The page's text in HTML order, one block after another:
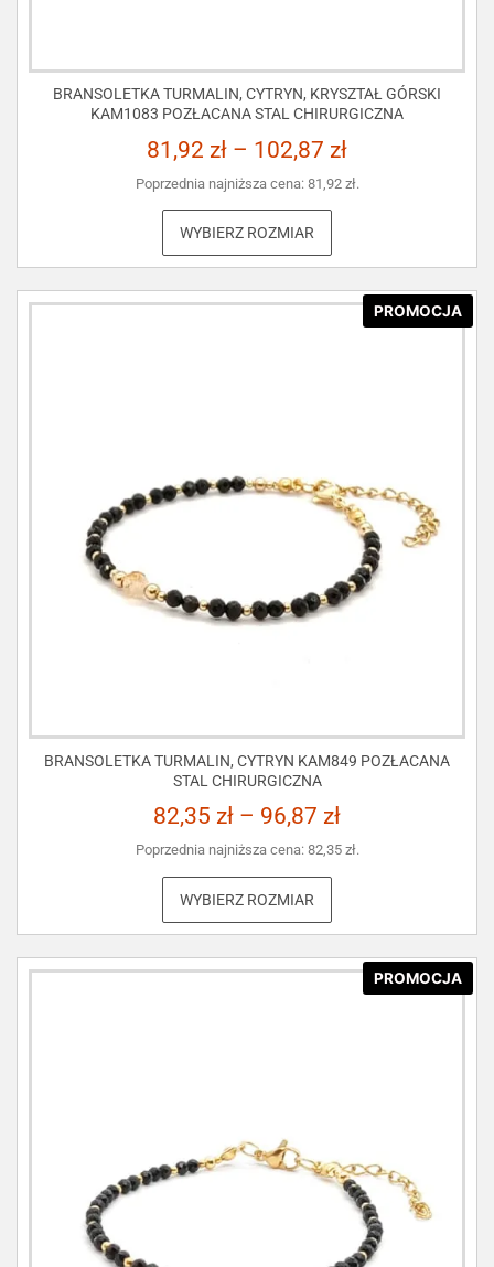
BRANSOLETKA TURMALIN, CYTRYN, KRYSZTAŁ GÓRSKI
KAM1083 POZŁACANA STAL CHIRURGICZNA
81,92 zł – 102,87 zł
Poprzednia najniższa cena: 81,92 zł.
WYBIERZ ROZMIAR
PROMOCJA
BRANSOLETKA TURMALIN, CYTRYN KAM849 POZŁACANA
STAL CHIRURGICZNA
82,35 zł – 96,87 zł
Poprzednia najniższa cena: 82,35 zł.
WYBIERZ ROZMIAR
PROMOCJA